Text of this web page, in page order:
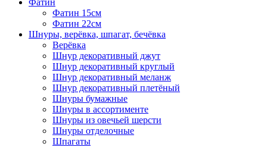
Фатин
Фатин 15см
Фатин 22см
Шнуры, верёвка, шпагат, бечёвка
Верёвка
Шнур декоративный джут
Шнур декоративный круглый
Шнур декоративный меланж
Шнур декоративный плетёный
Шнуры бумажные
Шнуры в ассортименте
Шнуры из овечьей шерсти
Шнуры отделочные
Шпагаты